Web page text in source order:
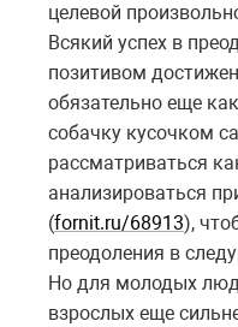
целевой
Всякий успех в
позитивом
обязательно еще
собачку кусочком
рассматриваться
анализироваться
(fornit.ru/68913),
преодоления в
Но для молодых
взрослых еще